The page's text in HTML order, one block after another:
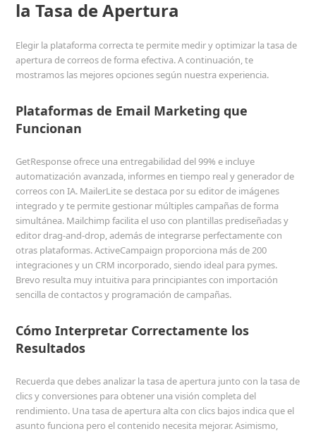
la Tasa de Apertura
Elegir la plataforma correcta te permite medir y optimizar la tasa de
apertura de correos de forma efectiva. A continuación, te
mostramos las mejores opciones según nuestra experiencia.
Plataformas de Email Marketing que
Funcionan
GetResponse ofrece una entregabilidad del 99% e incluye
automatización avanzada, informes en tiempo real y generador de
correos con IA. MailerLite se destaca por su editor de imágenes
integrado y te permite gestionar múltiples campañas de forma
simultánea. Mailchimp facilita el uso con plantillas prediseñadas y
editor drag-and-drop, además de integrarse perfectamente con
otras plataformas. ActiveCampaign proporciona más de 200
integraciones y un CRM incorporado, siendo ideal para pymes.
Brevo resulta muy intuitiva para principiantes con importación
sencilla de contactos y programación de campañas.
Cómo Interpretar Correctamente los
Resultados
Recuerda que debes analizar la tasa de apertura junto con la tasa de
clics y conversiones para obtener una visión completa del
rendimiento. Una tasa de apertura alta con clics bajos indica que el
asunto funciona pero el contenido necesita mejorar. Asimismo,